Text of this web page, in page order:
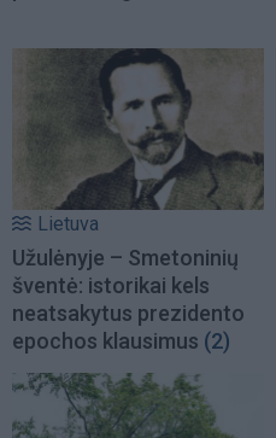
Lietuva
Užulėnyje – Smetoninių
šventė: istorikai kels
neatsakytus prezidento
epochos klausimus (2)